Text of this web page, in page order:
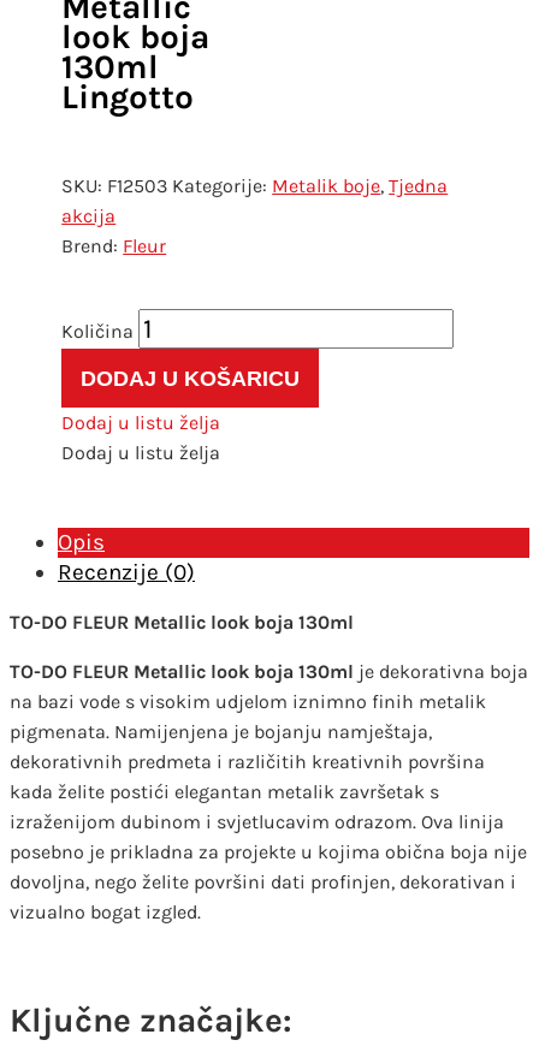
look boja
130ml
Lingotto
SKU: F12503 Kategorije: Metalik boje,Tjedna
akcija
Fleur
TO-
DO
FLEUR
Metallic
look
Lingotto
količina
DODAJ U KOŠARICU
Dodaj u listu želja
Dodaj u listu želja
Opis
Recenzije (0)
TO-DO FLEUR Metallic look boja 130ml
TO-DO FLEUR Metallic look boja 130ml je dekorativna boja
na bazi vode s visokim udjelom iznimno finih metalik
pigmenata. Namijenjena je bojanju namještaja,
dekorativnih predmeta i različitih kreativnih površina
kada želite postići elegantan metalik završetak s
izraženijom dubinom i svjetlucavim odrazom. Ova linija
posebno je prikladna za projekte u kojima obična boja nije
dovoljna, nego želite površini dati profinjen, dekorativan i
vizualno bogat izgled.
Ključne značajke: